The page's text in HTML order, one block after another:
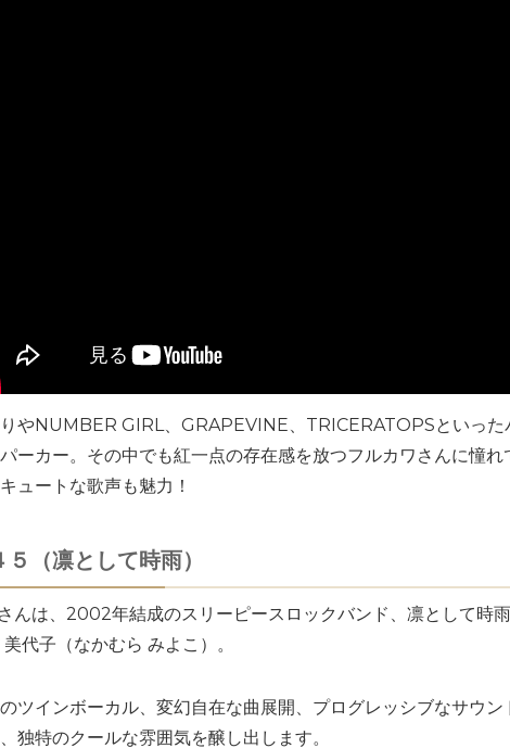
りやNUMBER GIRL、GRAPEVINE、TRICERATOPSといっ
ーカー。その中でも紅一点の存在感を放つフルカワさんに憧
ュートな歌声も魅力！
５（凛として時雨）
んは、2002年結成のスリーピースロックバンド、凛として時
美代子（なかむら みよこ）。
ツインボーカル、変幻自在な曲展開、プログレッシブなサウ
独特のクールな雰囲気を醸し出します。